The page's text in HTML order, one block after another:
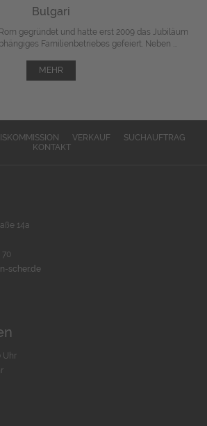
Bulgari
gegründet und hatte erst 2009 das Jubiläum
Familienbetriebes gefeiert. Neben ...
MEHR
VERKAUF
SUCHAUFTRAG
KONTAKT
14a
70
scher.de
Uhr